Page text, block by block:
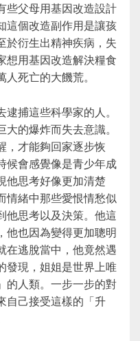
些父母用基因改造設計
這個改造副作用是讓孩
於衍生出精神疾病，失
想用基因改造解決糧食
死亡的大饑荒。
捕這些科學家的人。
的爆炸而失去意識。
，才能夠回家逐步恢
候會感覺像是青少年成
他思考好像更加清楚
情緒中那些愛恨情愁似
他思考以及決策。他這
他也因為變得更加聰明
在逃脫當中，他竟然遇
發現，姐姐是世界上唯
的人類。一步一步的對
自己接受這樣的「升